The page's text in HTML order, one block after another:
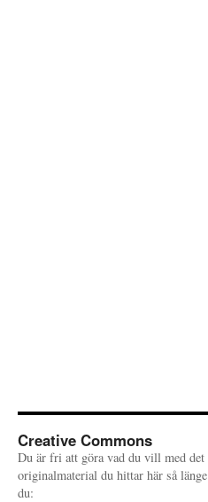
Creative Commons
Du är fri att göra vad du vill med det
originalmaterial du hittar här så länge
du: